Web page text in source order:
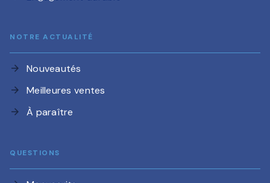
NOTRE ACTUALITÉ
arrow_forward Nouveautés
arrow_forward Meilleures ventes
arrow_forward À paraître
QUESTIONS